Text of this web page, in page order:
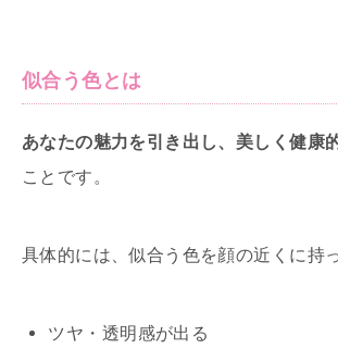
似合う色とは
あなたの魅力を引き出し、美しく健康
ことです。
具体的には、似合う色を顔の近くに持
ツヤ・透明感が出る